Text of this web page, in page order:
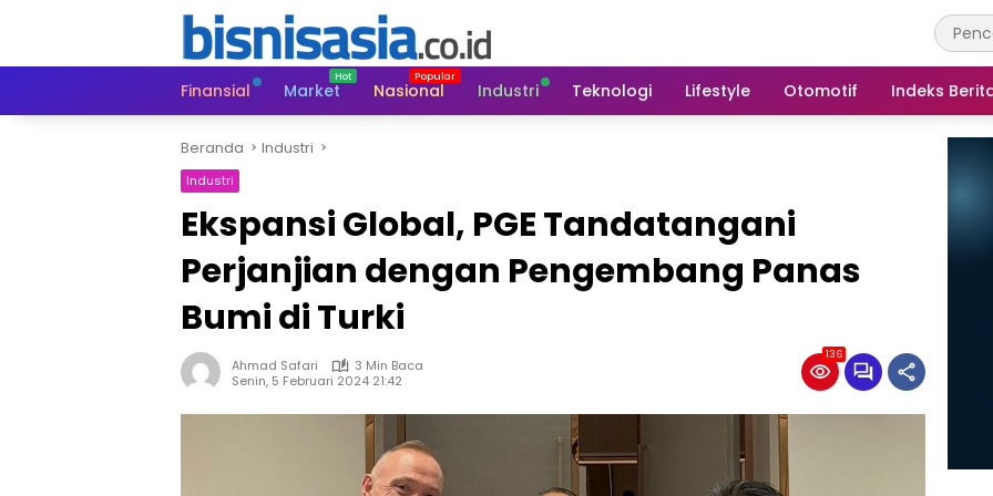
Finansial
Market Nasional Industri Teknologi Lifestyle Otomotif Indeks
Beranda Industri
Industri
Ekspansi Global, PGE Tandatangani
Perjanjian dengan Pengembang Panas
Bumi di Turki
Ahmad Safari
3 Min Baca
Senin, 5 Februari 2024 21:42
136